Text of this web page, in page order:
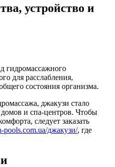
устройство и
гидромассажного
для расслабления,
состояния организма.
джакузи стало
и спа-центров. Чтобы
следует заказать
pools.com.ua/джакузи/, где